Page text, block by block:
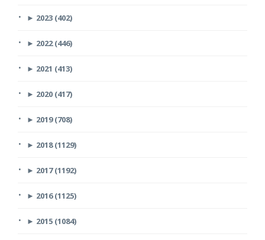
► 2023 (402)
► 2022 (446)
► 2021 (413)
► 2020 (417)
► 2019 (708)
► 2018 (1129)
► 2017 (1192)
► 2016 (1125)
► 2015 (1084)